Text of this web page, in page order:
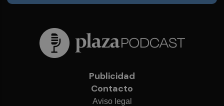
Publicidad
Contacto
Aviso legal